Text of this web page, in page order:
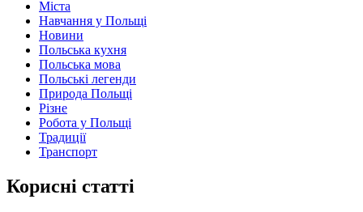
Міста
Навчання у Польщі
Новини
Польська кухня
Польська мова
Польські легенди
Природа Польщі
Різне
Робота у Польщі
Традиції
Транспорт
Корисні статті